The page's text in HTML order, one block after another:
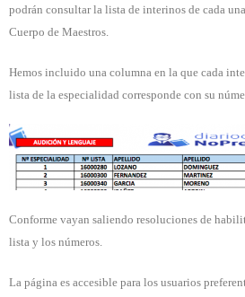
podrán consultar la lista de interinos de cada
Cuerpo de Maestros.
Hemos incluido una columna en la que cada
lista de la especialidad corresponde con su
Conforme vayan saliendo resoluciones de
lista y los números.
La página es accesible para los usuarios